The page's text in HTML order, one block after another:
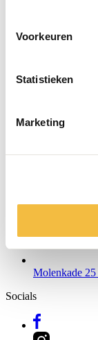
Voorkeuren
Statistieken
Marketing
Molenkade 25
Socials